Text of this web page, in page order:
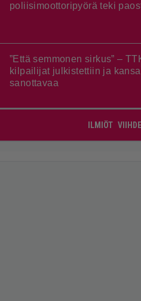
poliisimoottoripyörä teki
”Että semmonen sirkus” –
kilpailijat julkistettiin ja
sanottavaa
ILMIÖT VIIHDE